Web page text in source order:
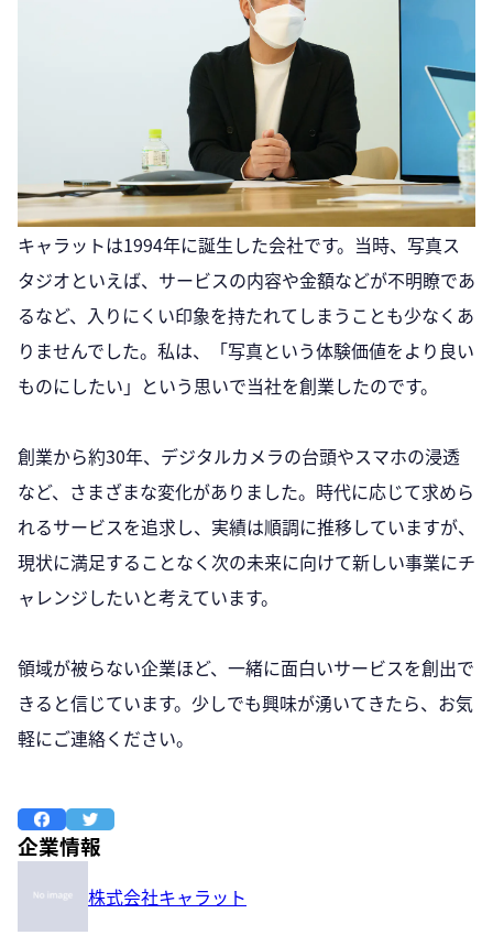
キャラットは1994年に誕生した会社です。当時、写真ス
タジオといえば、サービスの内容や金額などが不明瞭であ
るなど、入りにくい印象を持たれてしまうことも少なくあ
りませんでした。私は、「写真という体験価値をより良い
ものにしたい」という思いで当社を創業したのです。
創業から約30年、デジタルカメラの台頭やスマホの浸透
など、さまざまな変化がありました。時代に応じて求めら
れるサービスを追求し、実績は順調に推移していますが、
現状に満足することなく次の未来に向けて新しい事業にチ
ャレンジしたいと考えています。
領域が被らない企業ほど、一緒に面白いサービスを創出で
きると信じています。少しでも興味が湧いてきたら、お気
軽にご連絡ください。
企業情報
株式会社キャラット